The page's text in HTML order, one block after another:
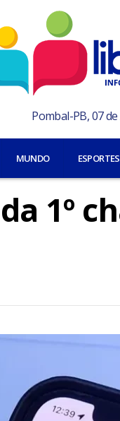
Pombal-PB, 07
MUNDO ESPORTES
1º